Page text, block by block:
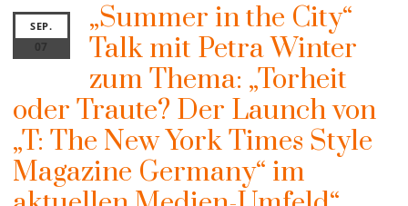
SEP.
07
„Summer in the City“
Talk mit Petra Winter
zum Thema: „Torheit
oder Traute? Der Launch von
„T: The New York Times Style
Magazine Germany“ im